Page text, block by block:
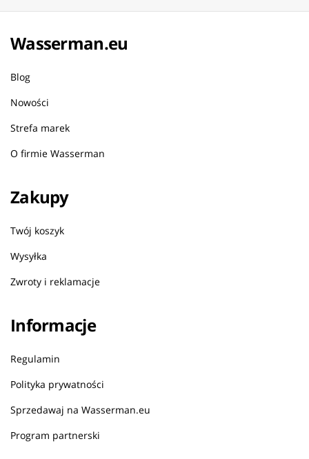
Wasserman.eu
Blog
Nowości
Strefa marek
O firmie Wasserman
Zakupy
Twój koszyk
Wysyłka
Zwroty i reklamacje
Informacje
Regulamin
Polityka prywatności
Sprzedawaj na Wasserman.eu
Program partnerski